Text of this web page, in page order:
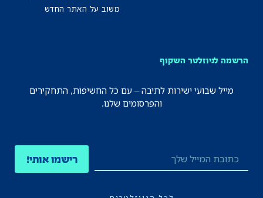
משוב על האתר החדש
הרשמה לניוזלטר השקוף
מייל שבועי ישירות לתיבה – עם כל החשיפות, התחקירים
והפרסומים שלנו.
רישמו אותי!